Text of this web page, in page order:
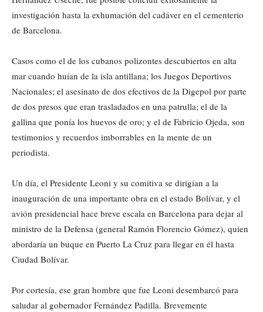
investigación hasta la exhumación del cadáver en el cementerio
de Barcelona.
Casos como el de los cubanos polizontes descubiertos en alta
mar cuando huían de la isla antillana; los Juegos Deportivos
Nacionales; el asesinato de dos efectivos de la Digepol por parte
de dos presos que eran trasladados en una patrulla; el de la
gallina que ponía los huevos de oro; y el de Fabricio Ojeda, son
testimonios y recuerdos imborrables en la mente de un
periodista.
Un día, el Presidente Leoni y su comitiva se dirigían a la
inauguración de una importante obra en el estado Bolívar, y el
avión presidencial hace breve escala en Barcelona para dejar al
ministro de la Defensa (general Ramón Florencio Gómez), quien
abordaría un buque en Puerto La Cruz para llegar en él hasta
Ciudad Bolívar.
Por cortesía, ese gran hombre que fue Leoni desembarcó para
saludar al gobernador Fernández Padilla. Brevemente